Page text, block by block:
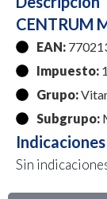
CENTRUM
EAN:
Impuesto:
Grupo:
Subgrupo:
Sin